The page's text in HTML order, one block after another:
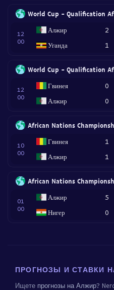
World Cup - Qualification
12
00
Алжир
Уганда
2
1
World Cup - Qualification
12
00
Гвинея
Алжир
0
0
African Nations
10
00
Гвинея
Алжир
1
1
African Nations
01
00
Алжир
Нигер
5
0
ПРОГНОЗЫ И СТАВКИ
Ищете прогнозы на Алжир?